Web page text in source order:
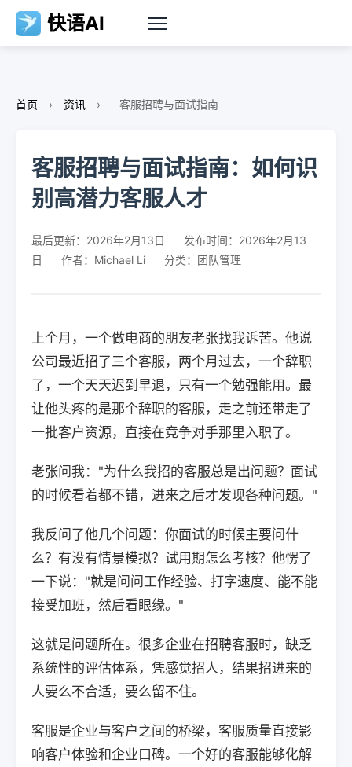
快语AI
首页 › 资讯 › 客服招聘与面试指南
客服招聘与面试指南：如何识
别高潜力客服人才
最后更新：2026年2月13日
发布时间：2026年2月13
日
作者：Michael Li 分类：团队管理
上个月，一个做电商的朋友老张找我诉苦。他说
公司最近招了三个客服，两个月过去，一个辞职
了，一个天天迟到早退，只有一个勉强能用。最
让他头疼的是那个辞职的客服，走之前还带走了
一批客户资源，直接在竞争对手那里入职了。
老张问我："为什么我招的客服总是出问题？面试
的时候看着都不错，进来之后才发现各种问题。"
我反问了他几个问题：你面试的时候主要问什
么？有没有情景模拟？试用期怎么考核？他愣了
一下说："就是问问工作经验、打字速度、能不能
接受加班，然后看眼缘。"
这就是问题所在。很多企业在招聘客服时，缺乏
系统性的评估体系，凭感觉招人，结果招进来的
人要么不合适，要么留不住。
客服是企业与客户之间的桥梁，客服质量直接影
响客户体验和企业口碑。一个好的客服能够化解